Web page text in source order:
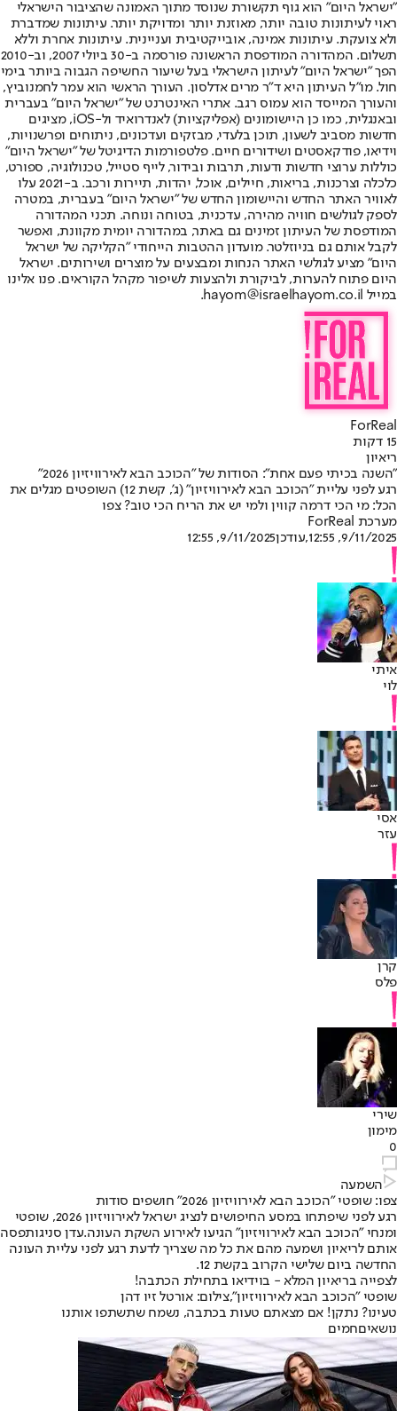
"ישראל היום" הוא גוף תקשורת שנוסד מתוך האמונה שהציבור הישראלי
ראוי לעיתונות טובה יותר, מאוזנת יותר ומדויקת יותר. עיתונות שמדברת
ולא צועקת. עיתונות אמינה, אובייקטיבית ועניינית. עיתונות אחרת וללא
תשלום. המהדורה המודפסת הראשונה פורסמה ב-30 ביולי 2007, וב-2010
הפך "ישראל היום" לעיתון הישראלי בעל שיעור החשיפה הגבוה ביותר בימי
חול. מו"ל העיתון היא ד"ר מרים אדלסון. העורך הראשי הוא עמר לחמנוביץ,
והעורך המייסד הוא עמוס רגב. אתרי האינטרנט של "ישראל היום" בעברית
ובאנגלית, כמו כן היישומונים (אפליקציות) לאנדרואיד ול-iOS, מציגים
חדשות מסביב לשעון, תוכן בלעדי, מבזקים ועדכונים, ניתוחים ופרשנויות,
וידיאו, פודקאסטים ושידורים חיים. פלטפורמות הדיגיטל של "ישראל היום"
כוללות ערוצי חדשות ודעות, תרבות ובידור, לייף סטייל, טכנולוגיה, ספורט,
כלכלה וצרכנות, בריאות, חיילים, אוכל, יהדות, תיירות ורכב. ב-2021 עלו
לאוויר האתר החדש והיישומון החדש של "ישראל היום" בעברית, במטרה
לספק לגולשים חוויה מהירה, עדכנית, בטוחה ונוחה. תכני המהדורה
המודפסת של העיתון זמינים גם באתר, במהדורה יומית מקוונת, ואפשר
לקבל אותם גם בניוזלטר. מועדון ההטבות הייחודי "הקליקה של ישראל
היום" מציע לגולשי האתר הנחות ומבצעים על מוצרים ושירותים. ישראל
היום פתוח להערות, לביקורת ולהצעות לשיפור מקהל הקוראים. פנו אלינו
במייל hayom@israelhayom.co.il.
ForReal
15 דקות
ריאיון
"השנה בכיתי פעם אחת": הסודות של "הכוכב הבא לאירוויזיון 2026"
רגע לפני עליית ״הכוכב הבא לאירוויזיון" (ג', קשת 12) השופטים מגלים את
הכל: מי הכי דרמה קווין ולמי יש את הריח הכי טוב? צפו
מערכת ForReal
9/11/2025, 12:55
,עודכן9/11/2025, 12:55
איתי
לוי
אסי
עזר
קרן
פלס
שירי
מימון
0
השמעה
צפו: שופטי "הכוכב הבא לאירוויזיון 2026" חושפים סודות
רגע לפני שיפתחו במסע החיפושים לנציג ישראל לאירוויזיון 2026, שופטי
ומנחי "הכוכב הבא לאירוויזיון" הגיעו לאירוע השקת העונה.עדן סניגותפסה
אותם לריאיון ושמעה מהם את כל מה שצריך לדעת רגע לפני עליית העונה
החדשה ביום שלישי הקרוב בקשת 12.
לצפייה בריאיון המלא - בוידיאו בתחילת הכתבה!
שופטי "הכוכב הבא לאירוויזיון",צילום: אורטל זיו דהן
טעינו? נתקן! אם מצאתם טעות בכתבה, נשמח שתשתפו אותנו
נושאיםחמים